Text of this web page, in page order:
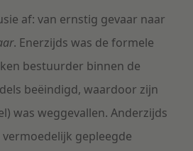
af: van ernstig gevaar naar
. Enerzijds was de formele
bestuurder binnen de
beëindigd, waardoor zijn
was weggevallen. Anderzijds
gepleegde